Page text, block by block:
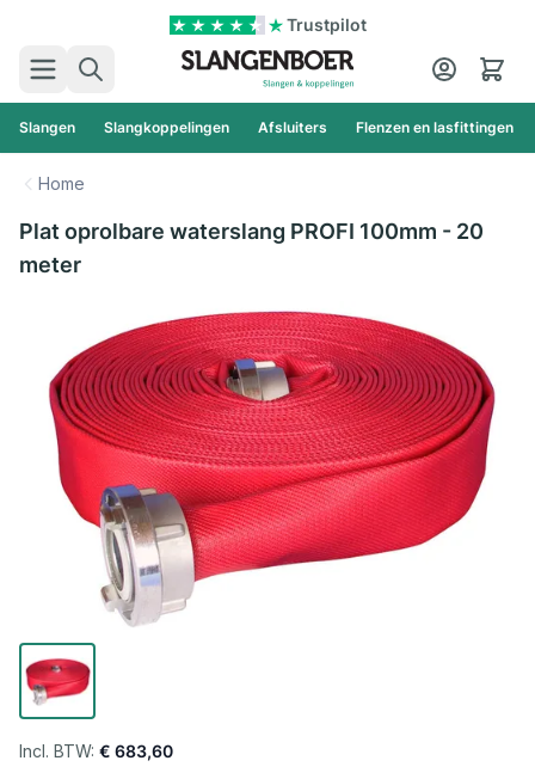
Trustpilot
Zoek
Cart
Slangen Slangkoppelingen Afsluiters Flenzen en lasfittingen
Home
Plat oprolbare waterslang PROFI 100mm - 20
meter
€ 683,60